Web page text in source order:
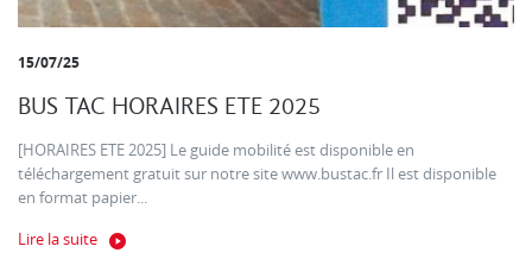
15/07/25
BUS TAC HORAIRES ETE 2025
[HORAIRES ETE 2025] Le guide mobilité est disponible en
téléchargement gratuit sur notre site www.bustac.fr Il est disponible
en format papier...
Lire la suite